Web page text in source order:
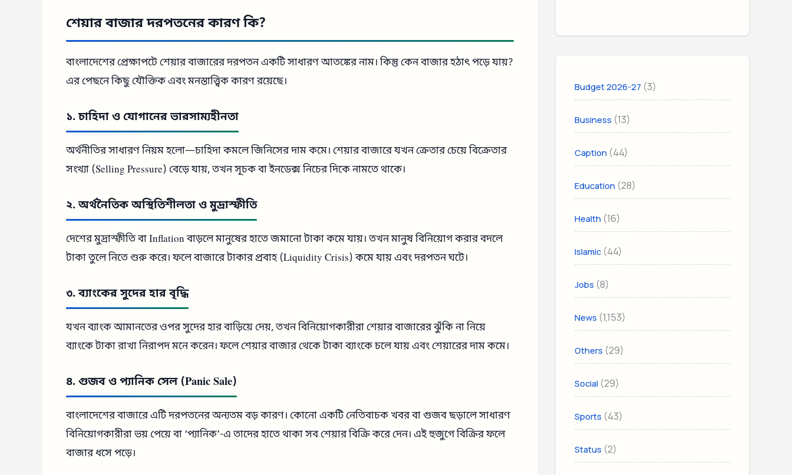
শেয়ার বাজার দরপতনের কারণ কি?
বাংলাদেশের প্রেক্ষাপটে শেয়ার বাজারের দরপতন একটি সাধারণ আতঙ্কের নাম। কিন্তু কেন বাজার হঠাৎ পড়ে যায়?
এর পেছনে কিছু যৌক্তিক এবং মনস্তাত্ত্বিক কারণ রয়েছে।
১. চাহিদা ও যোগানের ভারসাম্যহীনতা
অর্থনীতির সাধারণ নিয়ম হলো—চাহিদা কমলে জিনিসের দাম কমে। শেয়ার বাজারে যখন ক্রেতার চেয়ে বিক্রেতার
সংখ্যা (Selling Pressure) বেড়ে যায়, তখন সূচক বা ইনডেক্স নিচের দিকে নামতে থাকে।
২. অর্থনৈতিক অস্থিতিশীলতা ও মুদ্রাস্ফীতি
দেশের মুদ্রাস্ফীতি বা Inflation বাড়লে মানুষের হাতে জমানো টাকা কমে যায়। তখন মানুষ বিনিয়োগ করার বদলে
টাকা তুলে নিতে শুরু করে। ফলে বাজারে টাকার প্রবাহ (Liquidity Crisis) কমে যায় এবং দরপতন ঘটে।
৩. ব্যাংকের সুদের হার বৃদ্ধি
যখন ব্যাংক আমানতের ওপর সুদের হার বাড়িয়ে দেয়, তখন বিনিয়োগকারীরা শেয়ার বাজারের ঝুঁকি না নিয়ে
ব্যাংকে টাকা রাখা নিরাপদ মনে করেন। ফলে শেয়ার বাজার থেকে টাকা ব্যাংকে চলে যায় এবং শেয়ারের দাম কমে।
৪. গুজব ও প্যানিক সেল (Panic Sale)
বাংলাদেশের বাজারে এটি দরপতনের অন্যতম বড় কারণ। কোনো একটি নেতিবাচক খবর বা গুজব ছড়ালে সাধারণ
বিনিয়োগকারীরা ভয় পেয়ে বা ‘প্যানিক’-এ তাদের হাতে থাকা সব শেয়ার বিক্রি করে দেন। এই হুজুগে বিক্রির ফলে
বাজার ধসে পড়ে।
Budget 2026-27 (3)
Business (13)
Caption (44)
Education (28)
Health (16)
Islamic (44)
Jobs (8)
News (1,153)
Others (29)
Social (29)
Sports (43)
Status (2)